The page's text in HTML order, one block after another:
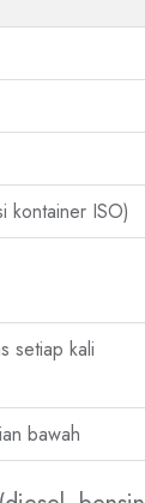
kontainer ISO)
setiap kali
bawah